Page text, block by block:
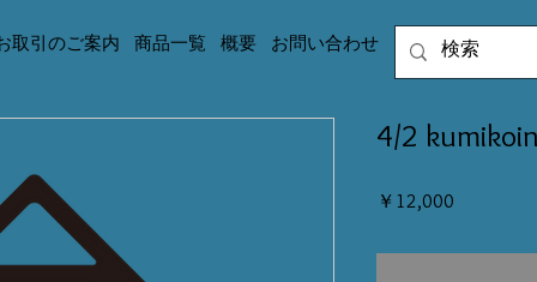
取引のご案内 商品一覧 概要 お問い合わせ
4/2
￥12,000